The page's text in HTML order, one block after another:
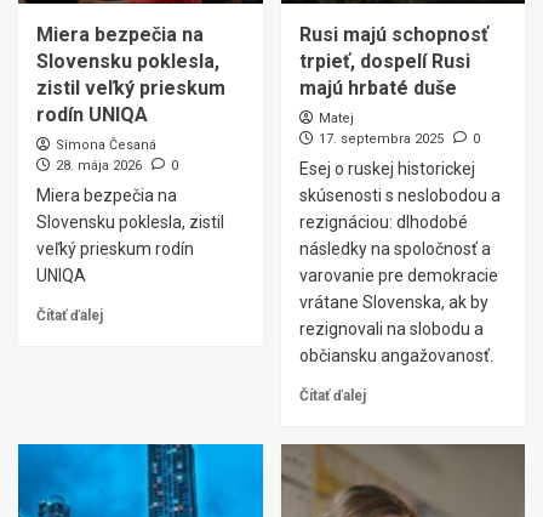
Miera bezpečia na
Slovensku poklesla,
zistil veľký prieskum
rodín UNIQA
Simona Česaná
28. mája 2026
0
Miera bezpečia na
Slovensku poklesla, zistil
veľký prieskum rodín
UNIQA
Čítať ďalej
Rusi majú schopnosť
trpieť, dospelí Rusi
majú hrbaté duše
Matej
17. septembra 2025
0
Esej o ruskej historickej
skúsenosti s neslobodou a
rezignáciou: dlhodobé
následky na spoločnosť a
varovanie pre demokracie
vrátane Slovenska, ak by
rezignovali na slobodu a
občiansku angažovanosť.
Čítať ďalej